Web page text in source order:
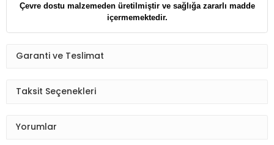
Çevre dostu malzemeden üretilmiştir ve sağlığa zararlı madde
içermemektedir.
Garanti ve Teslimat
Taksit Seçenekleri
Yorumlar